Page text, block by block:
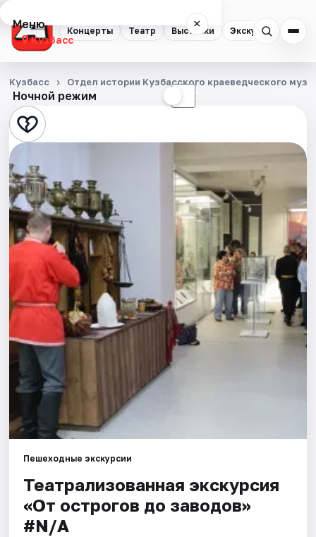
Концерты Театр Выставки Экскурсии
Меню ×
Кузбасс
Концерты
Театр
Выставки
Экскурсии
События
Города
Площадки
Артисты
Рейтинги
Ночной режим ☾
Кузбасс Отдел истории Кузбасского краеведческого
Пешеходные экскурсии
Театрализованная экскурсия
«От острогов до заводов»
#N/A